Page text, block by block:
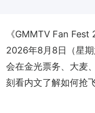
《GMMTV Fan
2026年8月8日（星期
会在金光票务、大麦
刻看内文了解如何抢